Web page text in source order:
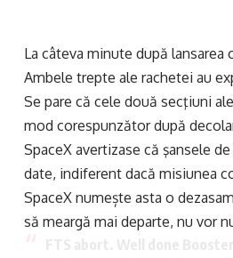
La câteva minute după lansarea
Ambele trepte ale rachetei au
Se pare că cele două secţiuni
mod corespunzător după
SpaceX avertizase că şansele
date, indiferent dacă misiunea
SpaceX numește asta o
să meargă mai departe, nu vor